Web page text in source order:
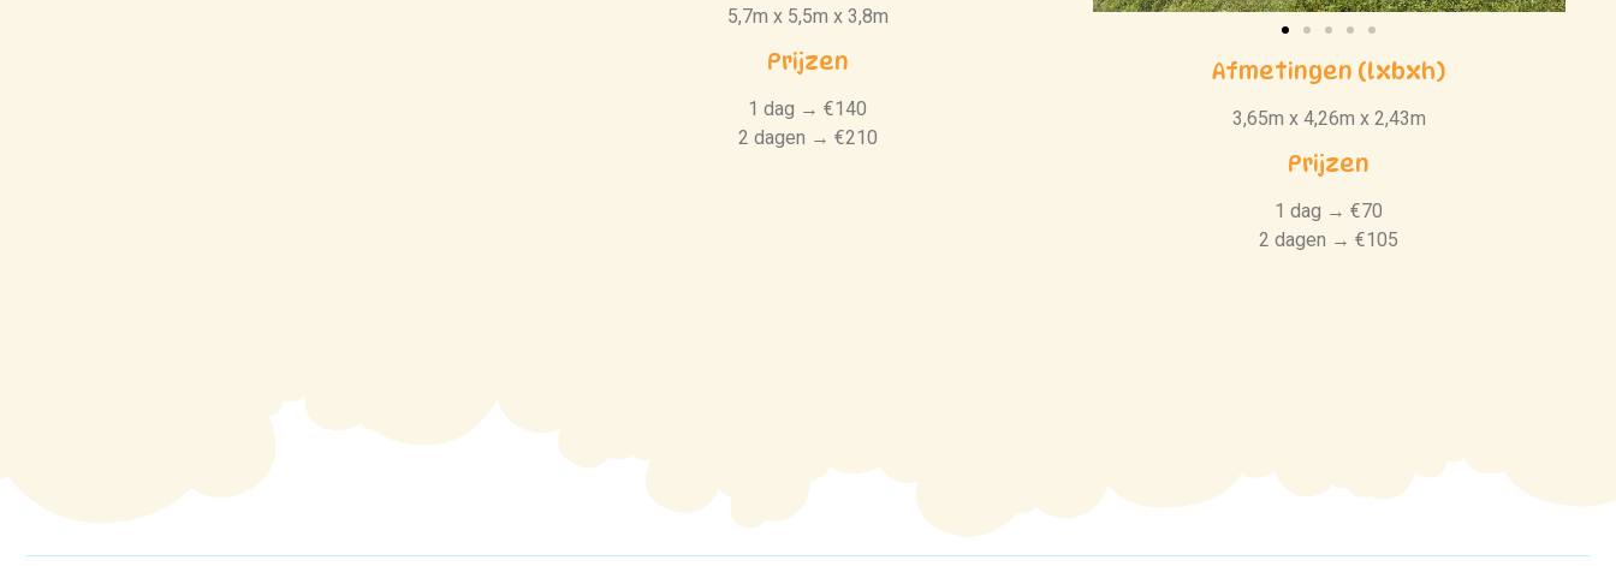
5,7m x 5,5m x 3,8m
Prijzen
1 dag → €140
2 dagen → €210
Afmetingen (lxbxh)
3,65m x 4,26m x 2,43m
Prijzen
1 dag → €70
2 dagen → €105